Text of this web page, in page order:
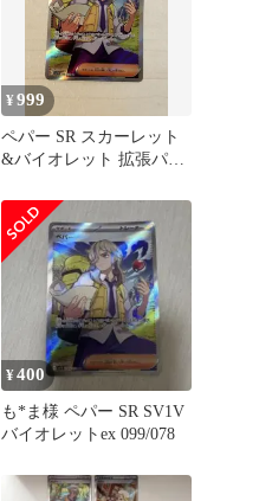
¥999
ペパー SR スカーレット
&バイオレット 拡張パッ
…
¥400
も*ま様 ペパー SR SV1V
バイオレットex 099/078